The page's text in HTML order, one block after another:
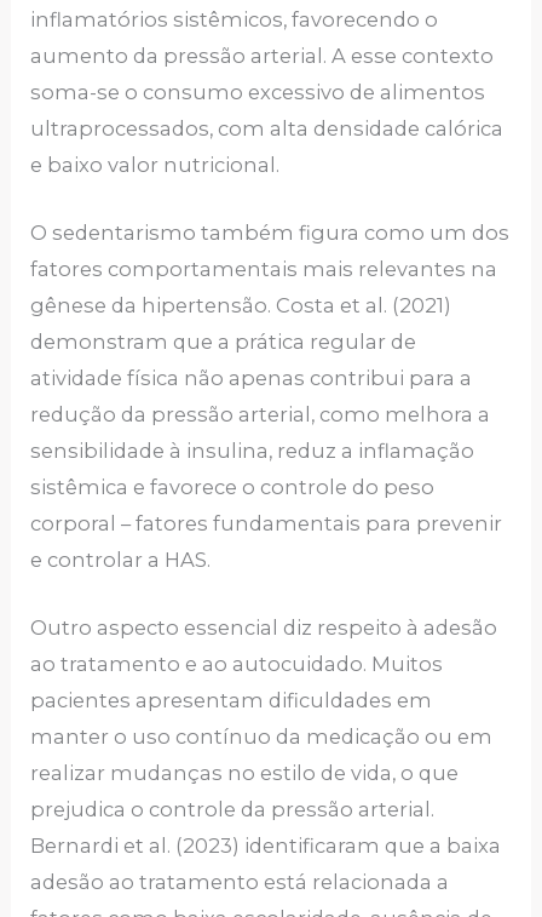
inflamatórios sistêmicos, favorecendo o
aumento da pressão arterial. A esse contexto
soma-se o consumo excessivo de alimentos
ultraprocessados, com alta densidade calórica
e baixo valor nutricional.
O sedentarismo também figura como um dos
fatores comportamentais mais relevantes na
gênese da hipertensão. Costa et al. (2021)
demonstram que a prática regular de
atividade física não apenas contribui para a
redução da pressão arterial, como melhora a
sensibilidade à insulina, reduz a inflamação
sistêmica e favorece o controle do peso
corporal – fatores fundamentais para prevenir
e controlar a HAS.
Outro aspecto essencial diz respeito à adesão
ao tratamento e ao autocuidado. Muitos
pacientes apresentam dificuldades em
manter o uso contínuo da medicação ou em
realizar mudanças no estilo de vida, o que
prejudica o controle da pressão arterial.
Bernardi et al. (2023) identificaram que a baixa
adesão ao tratamento está relacionada a